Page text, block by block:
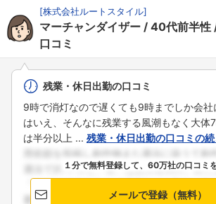
[株式会社ルートスタイル]
マーチャンダイザー 40代前半性
口コミ
残業・休日出勤の口コミ
9時で消灯なので遅くても9時までしか会社
はいえ、そんなに残業する風潮もなく大体
は半分以上 ... 残業・休日出勤の口コミの
１分で無料登録して、60万社の口コミ
メールで登録（無料）